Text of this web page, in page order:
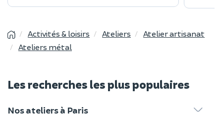
Activités & loisirs Ateliers
Atelier artisanat
Ateliers métal
Les recherches les plus populaires
Nos ateliers à Paris